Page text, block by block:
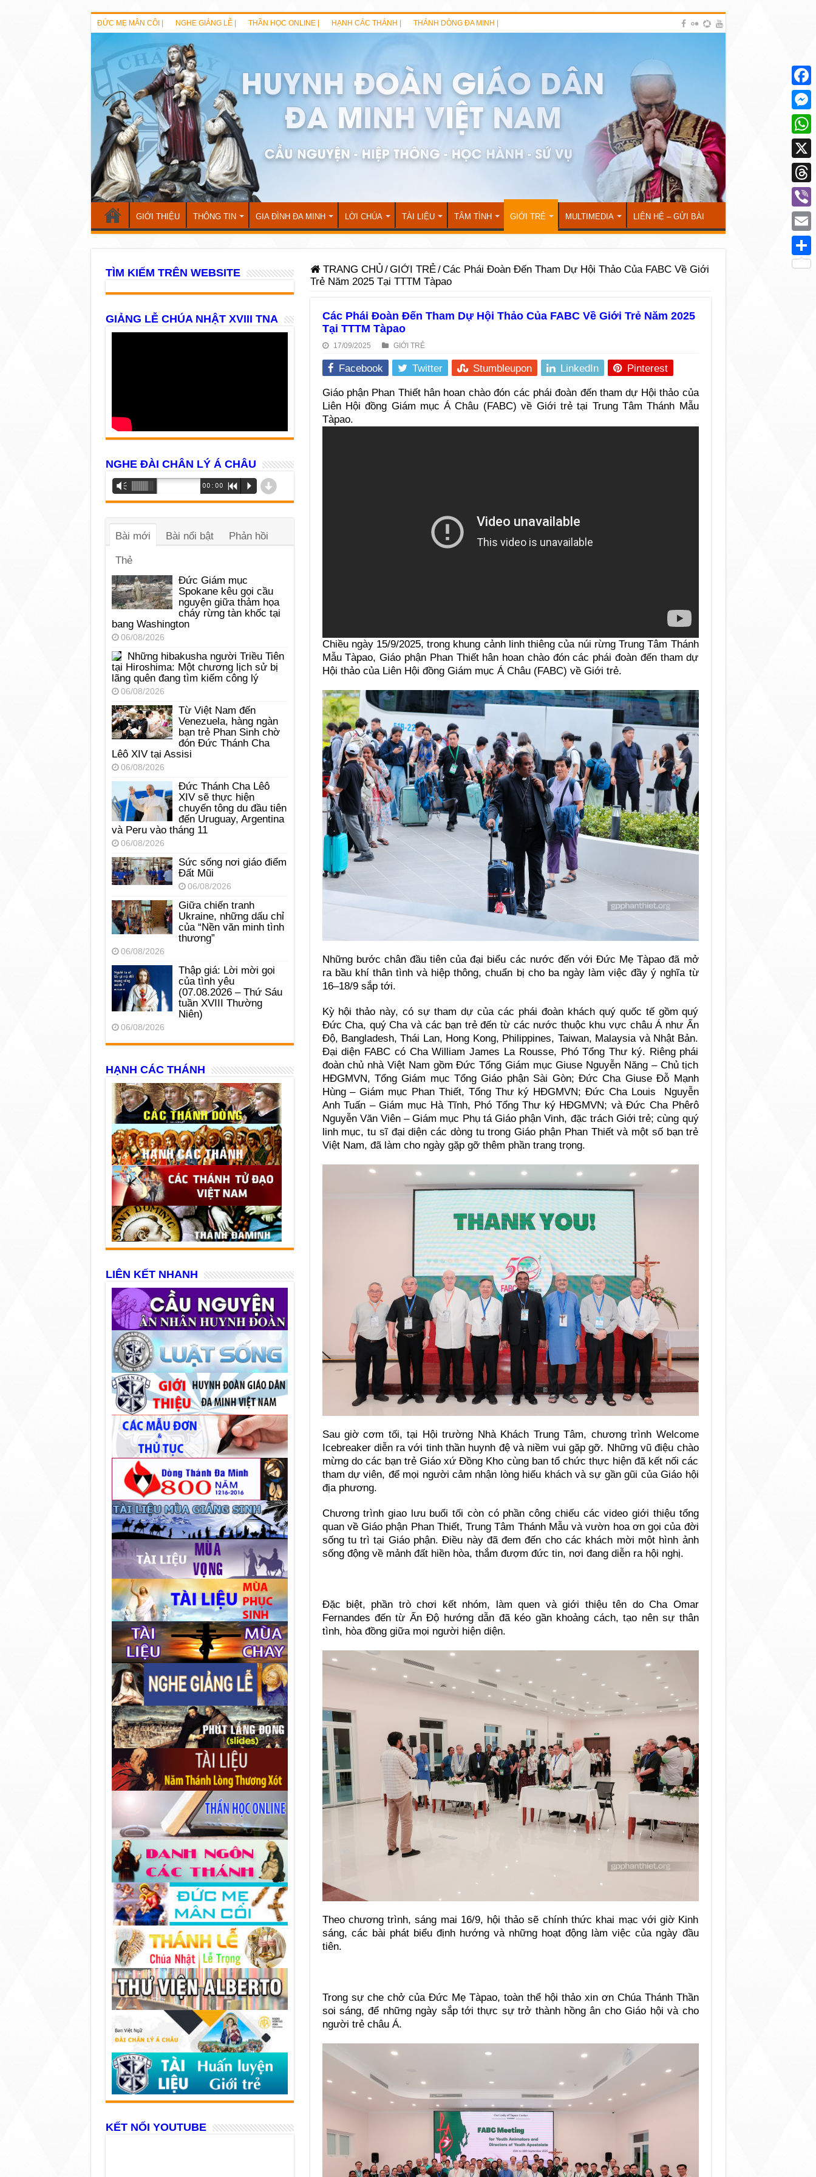
ĐỨC MẸ MÂN CÔI | NGHE GIẢNG LỄ | THẦN HỌC ONLINE | HẠNH CÁC THÁNH | THÁNH DÒNG ĐA MINH |
GIỚI THIỆU THÔNG TIN GIA ĐÌNH ĐA MINH LỜI CHÚA TÀI LIỆU TÂM TÌNH GIỚI TRẺ MULTIMEDIA LIÊN HỆ – GỬI BÀI
TRANG CHỦ /GIỚI TRẺ/Các Phái Đoàn Đến Tham Dự Hội Thảo Của FABC Về Giới
Trẻ Năm 2025 Tại TTTM Tàpao
Các Phái Đoàn Đến Tham Dự Hội Thảo Của FABC Về Giới Trẻ Năm 2025
Tại TTTM Tàpao
17/09/2025 GIỚI TRẺ
Facebook Twitter Stumbleupon LinkedIn Pinterest
Giáo phận Phan Thiết hân hoan chào đón các phái đoàn đến tham dự Hội thảo của
Liên Hội đồng Giám mục Á Châu (FABC) về Giới trẻ tại Trung Tâm Thánh Mẫu
Tàpao.
Chiều ngày 15/9/2025, trong khung cảnh linh thiêng của núi rừng Trung Tâm Thánh
Mẫu Tàpao, Giáo phận Phan Thiết hân hoan chào đón các phái đoàn đến tham dự
Hội thảo của Liên Hội đồng Giám mục Á Châu (FABC) về Giới trẻ.
Những bước chân đầu tiên của đại biểu các nước đến với Đức Mẹ Tàpao đã mở
ra bầu khí thân tình và hiệp thông, chuẩn bị cho ba ngày làm việc đầy ý nghĩa từ
16–18/9 sắp tới.
Kỳ hội thảo này, có sự tham dự của các phái đoàn khách quý quốc tế gồm quý
Đức Cha, quý Cha và các bạn trẻ đến từ các nước thuộc khu vực châu Á như Ấn
Độ, Bangladesh, Thái Lan, Hong Kong, Philippines, Taiwan, Malaysia và Nhật Bản.
Đại diện FABC có Cha William James La Rousse, Phó Tổng Thư ký. Riêng phái
đoàn chủ nhà Việt Nam gồm Đức Tổng Giám mục Giuse Nguyễn Năng – Chủ tịch
HĐGMVN, Tổng Giám mục Tổng Giáo phận Sài Gòn; Đức Cha Giuse Đỗ Mạnh
Hùng – Giám mục Phan Thiết, Tổng Thư ký HĐGMVN; Đức Cha Louis Nguyễn
Anh Tuấn – Giám mục Hà Tĩnh, Phó Tổng Thư ký HĐGMVN; và Đức Cha Phêrô
Nguyễn Văn Viên – Giám mục Phụ tá Giáo phận Vinh, đặc trách Giới trẻ; cùng quý
linh mục, tu sĩ đại diện các dòng tu trong Giáo phận Phan Thiết và một số bạn trẻ
Việt Nam, đã làm cho ngày gặp gỡ thêm phần trang trọng.
Sau giờ cơm tối, tại Hội trường Nhà Khách Trung Tâm, chương trình Welcome
Icebreaker diễn ra với tinh thần huynh đệ và niềm vui gặp gỡ. Những vũ điệu chào
mừng do các bạn trẻ Giáo xứ Đồng Kho cùng ban tổ chức thực hiện đã kết nối các
tham dự viên, để mọi người cảm nhận lòng hiếu khách và sự gần gũi của Giáo hội
địa phương.
Chương trình giao lưu buổi tối còn có phần công chiếu các video giới thiệu tổng
quan về Giáo phận Phan Thiết, Trung Tâm Thánh Mẫu và vườn hoa ơn gọi của đời
sống tu trì tại Giáo phận. Điều này đã đem đến cho các khách mời một hình ảnh
sống động về mảnh đất hiền hòa, thắm đượm đức tin, nơi đang diễn ra hội nghị.
Đặc biệt, phần trò chơi kết nhóm, làm quen và giới thiệu tên do Cha Omar
Fernandes đến từ Ấn Độ hướng dẫn đã kéo gần khoảng cách, tạo nên sự thân
tình, hòa đồng giữa mọi người hiện diện.
Theo chương trình, sáng mai 16/9, hội thảo sẽ chính thức khai mạc với giờ Kinh
sáng, các bài phát biểu định hướng và những hoạt động làm việc của ngày đầu
tiên.
Trong sự che chở của Đức Mẹ Tàpao, toàn thể hội thảo xin ơn Chúa Thánh Thần
soi sáng, để những ngày sắp tới thực sự trở thành hồng ân cho Giáo hội và cho
người trẻ châu Á.
TÌM KIẾM TRÊN WEBSITE
GIẢNG LỄ CHÚA NHẬT XVIII TNA
NGHE ĐÀI CHÂN LÝ Á CHÂU
Trình
phát
âm
Vm 00:00 R P d
Bài mới Bài nổi bật Phản hồi
Thẻ
Đức Giám mục
Spokane kêu gọi cầu
nguyện giữa thảm họa
cháy rừng tàn khốc tại
bang Washington
06/08/2026
Những hibakusha người Triều Tiên
tại Hiroshima: Một chương lịch sử bị
lãng quên đang tìm kiếm công lý
06/08/2026
Từ Việt Nam đến
Venezuela, hàng ngàn
bạn trẻ Phan Sinh chờ
đón Đức Thánh Cha
Lêô XIV tại Assisi
06/08/2026
Đức Thánh Cha Lêô
XIV sẽ thực hiện
chuyến tông du đầu tiên
đến Uruguay, Argentina
và Peru vào tháng 11
06/08/2026
Sức sống nơi giáo điểm
Đất Mũi
06/08/2026
Giữa chiến tranh
Ukraine, những dấu chỉ
của “Nền văn minh tình
thương”
06/08/2026
Thập giá: Lời mời gọi
của tình yêu
(07.08.2026 – Thứ Sáu
tuần XVIII Thường
Niên)
06/08/2026
HẠNH CÁC THÁNH
LIÊN KẾT NHANH
KẾT NỐI YOUTUBE
X
Viber